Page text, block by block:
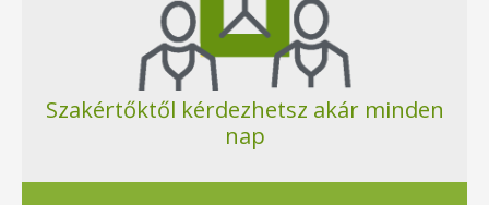
Szakértőktől kérdezhetsz akár minden
nap